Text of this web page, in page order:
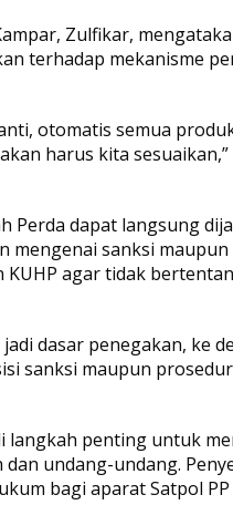
Zulfikar,
terhadap mekanisme
otomatis semua
harus kita
Perda dapat langsung
mengenai sanksi
agar tidak
dasar penegakan, ke
sanksi maupun
langkah penting untuk
undang-undang.
bagi aparat Satpol